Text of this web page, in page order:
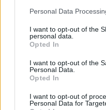
Please note that this
not limited to your visit or
grant or deny consent to
use your data for below
consent section.
Personal Data
I want to opt-out of the
personal data.
Opted In
I want to opt-out of the
Personal Data.
Opted In
I want to opt-out of
Personal Data for
αναζήτησης
Δημοφιλείς